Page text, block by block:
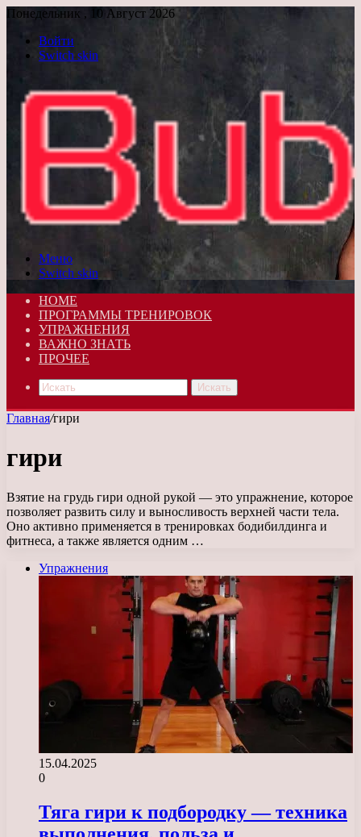
Понедельник , 10 Август 2026
Войти
Switch skin
Меню
Switch skin
HOME
ПРОГРАММЫ ТРЕНИРОВОК
УПРАЖНЕНИЯ
ВАЖНО ЗНАТЬ
ПРОЧЕЕ
Искать
Главная/гири
гири
Взятие на грудь гири одной рукой — это упражнение, которое
позволяет развить силу и выносливость верхней части тела.
Оно активно применяется в тренировках бодибилдинга и
фитнеса, а также является одним …
Упражнения
15.04.2025
0
Тяга гири к подбородку — техника